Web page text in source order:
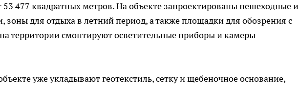
53 477 квадратных метров. На объекте запроектированы пешеходные и
зоны для отдыха в летний период, а также площадки для обозрения с
территории смонтируют осветительные приборы и камеры
уже укладывают геотекстиль, сетку и щебеночное основание,